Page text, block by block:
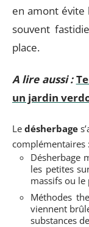
en amont évite
souvent
place.
A lire aussi :
un jardin
Le désherbage
complémentaires :
Désherbage
les petites
massifs ou le
Méthodes
viennent
substances